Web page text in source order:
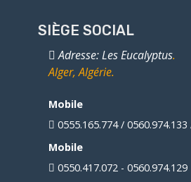
SIÈGE SOCIAL
Adresse: Les Eucalyptus.
Alger, Algérie.
Mobile
0555.165.774 /
Mobile
0550.417.072 - 0560.974.129